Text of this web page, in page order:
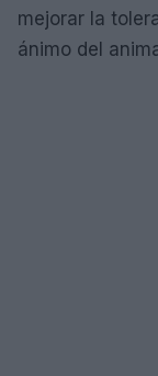
mejorar la
ánimo del